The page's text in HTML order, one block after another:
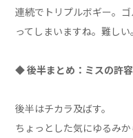
連続でトリプルボギー。
ってしまいますね。難しい。
◆ 後半まとめ：ミスの許容
後半はチカラ及ばす。
ちょっとした気にゆるみ